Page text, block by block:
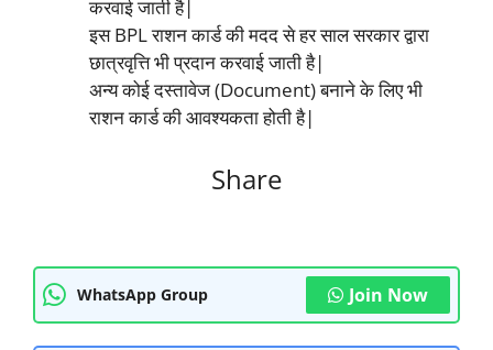
करवाई जाती है|
इस BPL राशन कार्ड की मदद से हर साल सरकार द्वारा
छात्रवृत्ति भी प्रदान करवाई जाती है|
अन्य कोई दस्तावेज (Document) बनाने के लिए भी
राशन कार्ड की आवश्यकता होती है|
Share
WhatsApp Group Join Now